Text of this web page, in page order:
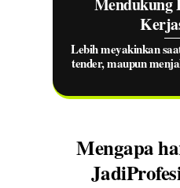
Lebih meyakinkan
tender, maupun
Mengapa